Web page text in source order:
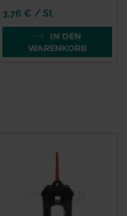
3,76 € / St
IN DEN
WARENKORB